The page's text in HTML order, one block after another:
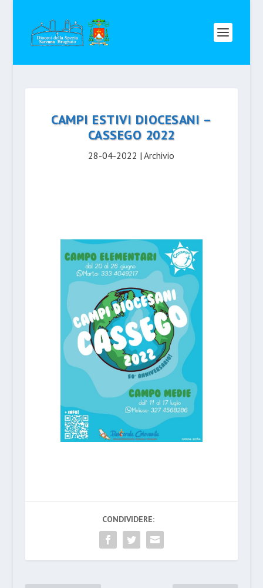
CAMPI ESTIVI DIOCESANI –
CASSEGO 2022
28-04-2022 |Archivio
CONDIVIDERE: